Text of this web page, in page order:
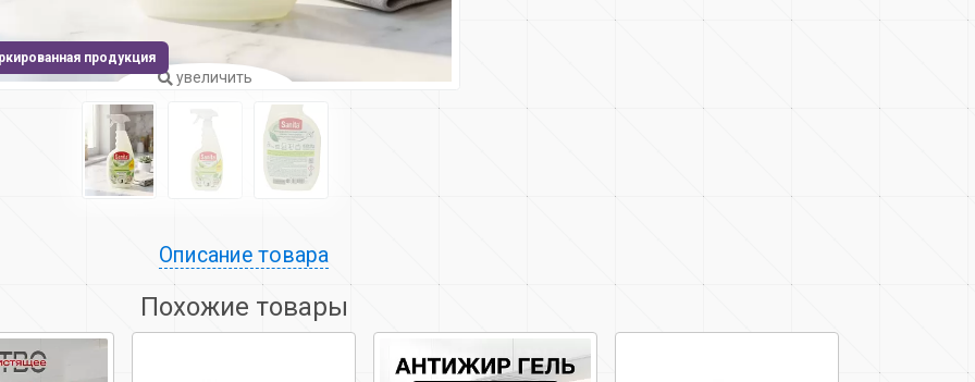
увеличить
продукция
Описание товара
Похожие товары